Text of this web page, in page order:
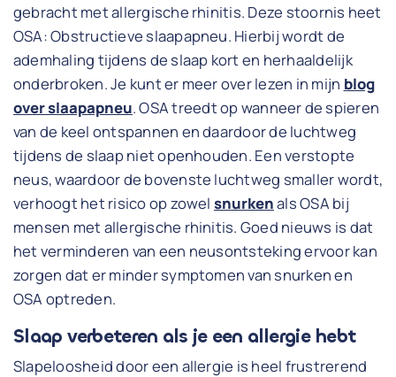
gebracht met allergische rhinitis. Deze stoornis heet
OSA: Obstructieve slaapapneu. Hierbij wordt de
ademhaling tijdens de slaap kort en herhaaldelijk
onderbroken. Je kunt er meer over lezen in mijn blog
over slaapapneu. OSA treedt op wanneer de spieren
van de keel ontspannen en daardoor de luchtweg
tijdens de slaap niet openhouden. Een verstopte
neus, waardoor de bovenste luchtweg smaller wordt,
verhoogt het risico op zowel snurkenals OSA bij
mensen met allergische rhinitis. Goed nieuws is dat
het verminderen van een neusontsteking ervoor kan
zorgen dat er minder symptomen van snurken en
OSA optreden.
Slaap verbeteren als je een allergie hebt
Slapeloosheid door een allergie is heel frustrerend